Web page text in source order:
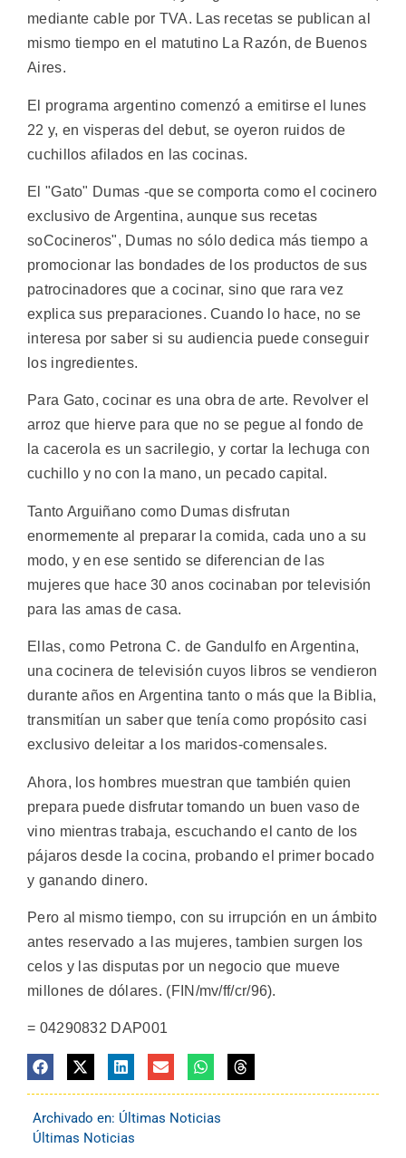
mediante cable por TVA. Las recetas se publican al
mismo tiempo en el matutino La Razón, de Buenos
Aires.
El programa argentino comenzó a emitirse el lunes
22 y, en visperas del debut, se oyeron ruidos de
cuchillos afilados en las cocinas.
El "Gato" Dumas -que se comporta como el cocinero
exclusivo de Argentina, aunque sus recetas
soCocineros", Dumas no sólo dedica más tiempo a
promocionar las bondades de los productos de sus
patrocinadores que a cocinar, sino que rara vez
explica sus preparaciones. Cuando lo hace, no se
interesa por saber si su audiencia puede conseguir
los ingredientes.
Para Gato, cocinar es una obra de arte. Revolver el
arroz que hierve para que no se pegue al fondo de
la cacerola es un sacrilegio, y cortar la lechuga con
cuchillo y no con la mano, un pecado capital.
Tanto Arguiñano como Dumas disfrutan
enormemente al preparar la comida, cada uno a su
modo, y en ese sentido se diferencian de las
mujeres que hace 30 anos cocinaban por televisión
para las amas de casa.
Ellas, como Petrona C. de Gandulfo en Argentina,
una cocinera de televisión cuyos libros se vendieron
durante años en Argentina tanto o más que la Biblia,
transmitían un saber que tenía como propósito casi
exclusivo deleitar a los maridos-comensales.
Ahora, los hombres muestran que también quien
prepara puede disfrutar tomando un buen vaso de
vino mientras trabaja, escuchando el canto de los
pájaros desde la cocina, probando el primer bocado
y ganando dinero.
Pero al mismo tiempo, con su irrupción en un ámbito
antes reservado a las mujeres, tambien surgen los
celos y las disputas por un negocio que mueve
millones de dólares. (FIN/mv/ff/cr/96).
= 04290832 DAP001
Archivado en: Últimas Noticias
Últimas Noticias